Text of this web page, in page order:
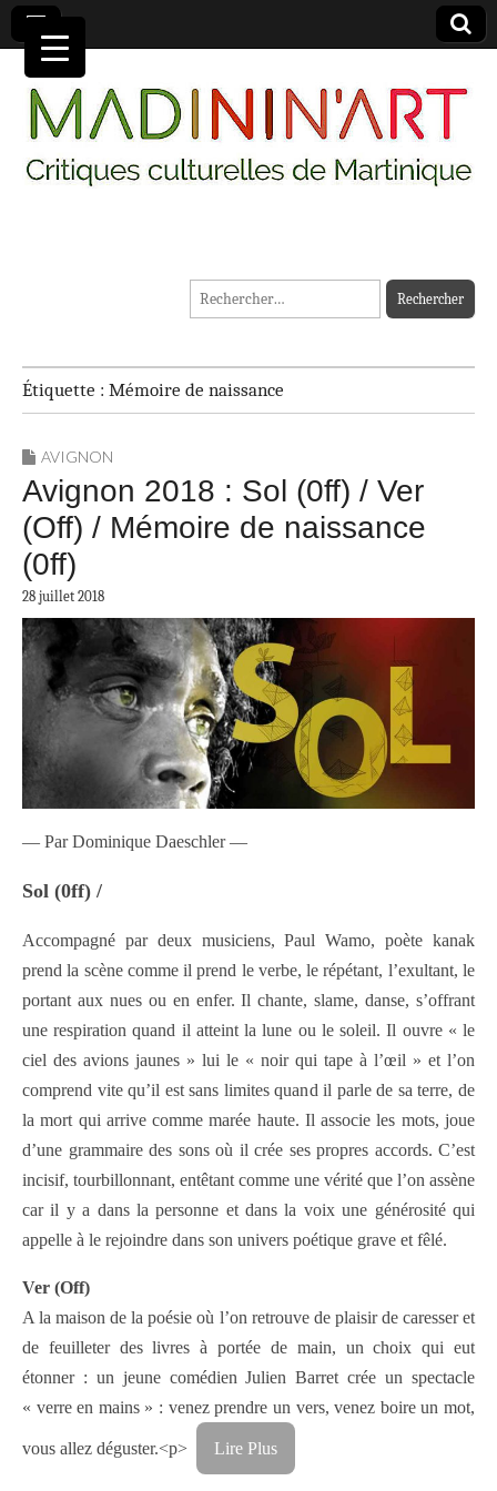
MADININ'ART
Rechercher :
Étiquette : Mémoire de naissance
AVIGNON
Avignon 2018 : Sol (0ff) / Ver
(Off) / Mémoire de naissance
(0ff)
28 juillet 2018
— Par Dominique Daeschler —
Sol (0ff) /
Accompagné par deux musiciens, Paul Wamo, poète kanak
prend la scène comme il prend le verbe, le répétant, l’exultant, le
portant aux nues ou en enfer. Il chante, slame, danse, s’offrant
une respiration quand il atteint la lune ou le soleil. Il ouvre « le
ciel des avions jaunes » lui le « noir qui tape à l’œil » et l’on
comprend vite qu’il est sans limites quand il parle de sa terre, de
la mort qui arrive comme marée haute. Il associe les mots, joue
d’une grammaire des sons où il crée ses propres accords. C’est
incisif, tourbillonnant, entêtant comme une vérité que l’on assène
car il y a dans la personne et dans la voix une générosité qui
appelle à le rejoindre dans son univers poétique grave et fêlé.
Ver (Off)
A la maison de la poésie où l’on retrouve de plaisir de caresser et
de feuilleter des livres à portée de main, un choix qui eut
étonner : un jeune comédien Julien Barret crée un spectacle
« verre en mains » : venez prendre un vers, venez boire un mot,
vous allez déguster.<p> Lire Plus